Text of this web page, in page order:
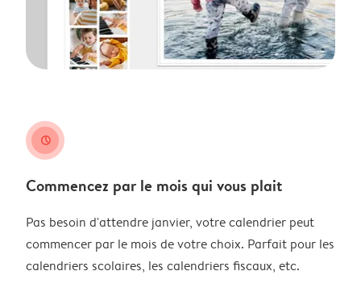
clock
Commencez par le mois qui vous plait
Pas besoin d'attendre janvier, votre calendrier peut
commencer par le mois de votre choix. Parfait pour les
calendriers scolaires, les calendriers fiscaux, etc.